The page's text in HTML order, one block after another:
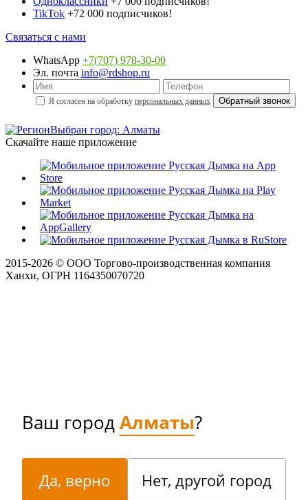
TikTok +72 000 подписчиков!
Связаться с нами
WhatsApp +7(707) 978-30-00
Эл. почта info@rdshop.ru
Я согласен на обработку персональных данных
Выбран город: Алматы
Скачайте наше приложение
2015-2026 © ООО Торгово-производственная компания
Ханхи, ОГРН 1164350070720
Ваш городАлматы?
Да, верно Нет, другой город